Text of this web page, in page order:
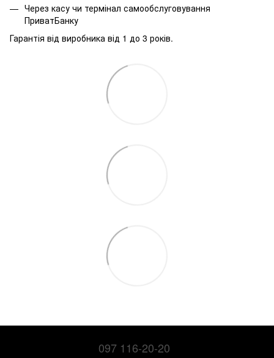
Через касу чи термінал самообслуговування
ПриватБанку
Гарантія від виробника від 1 до 3 років.
097 116-20-20